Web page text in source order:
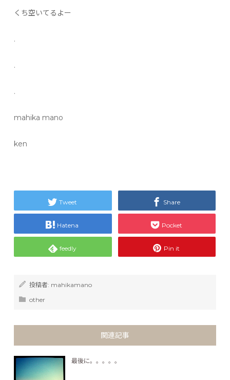
くち空いてるよー
.
.
.
mahika mano
ken
Tweet Share
Hatena Pocket
feedly Pin it
投稿者: mahikamano
other
関連記事
最後に。。。。。